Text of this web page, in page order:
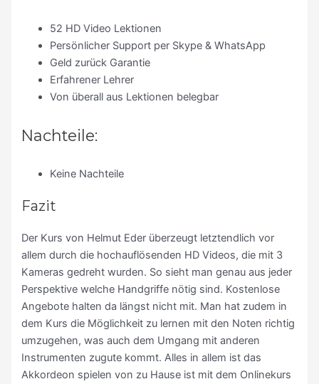
52 HD Video Lektionen
Persönlicher Support per Skype & WhatsApp
Geld zurück Garantie
Erfahrener Lehrer
Von überall aus Lektionen belegbar
Nachteile:
Keine Nachteile
Fazit
Der Kurs von Helmut Eder überzeugt letztendlich vor
allem durch die hochauflösenden HD Videos, die mit 3
Kameras gedreht wurden. So sieht man genau aus jeder
Perspektive welche Handgriffe nötig sind. Kostenlose
Angebote halten da längst nicht mit. Man hat zudem in
dem Kurs die Möglichkeit zu lernen mit den Noten richtig
umzugehen, was auch dem Umgang mit anderen
Instrumenten zugute kommt. Alles in allem ist das
Akkordeon spielen von zu Hause ist mit dem Onlinekurs